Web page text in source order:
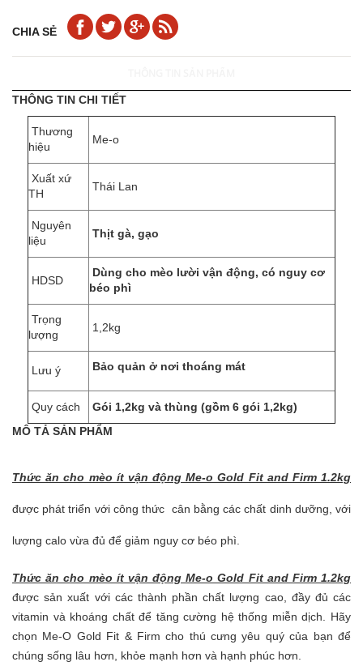
CHIA SẺ
THÔNG TIN CHI TIẾT
Thương
hiệu
Me-o
Xuất xứ
TH
Thái Lan
Nguyên
liệu
Thịt gà, gạo
HDSD
Dùng cho mèo lười vận động, có nguy cơ
béo phì
Trọng
lượng
1,2kg
Lưu ý Bảo quản ở nơi thoáng mát
Quy cách
Gói 1,2kg và thùng (gồm 6 gói 1,2kg)
MÔ TẢ SẢN PHẨM
Thức ăn cho mèo ít vận động Me-o Gold Fit and Firm 1.2kg
được phát triển với công thức cân bằng các chất dinh dưỡng, với
lượng calo vừa đủ để giảm nguy cơ béo phì.
Thức ăn cho mèo ít vận động Me-o Gold Fit and Firm 1.2kg
được sản xuất với các thành phần chất lượng cao, đầy đủ các
vitamin và khoáng chất để tăng cường hệ thống miễn dịch. Hãy
chọn Me-O Gold Fit & Firm cho thú cưng yêu quý của bạn để
chúng sống lâu hơn, khỏe mạnh hơn và hạnh phúc hơn.